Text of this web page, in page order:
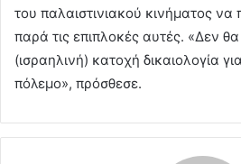
του παλαιστινιακού κινήματος να
παρά τις επιπλοκές αυτές. «Δεν
(ισραηλινή) κατοχή δικαιολογία
πόλεμο», πρόσθεσε.